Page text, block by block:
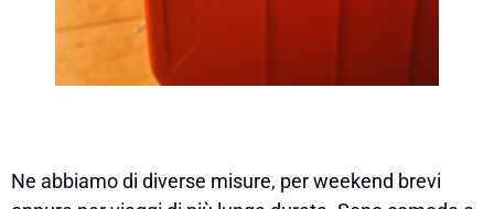
Ne abbiamo di diverse misure, per weekend brevi